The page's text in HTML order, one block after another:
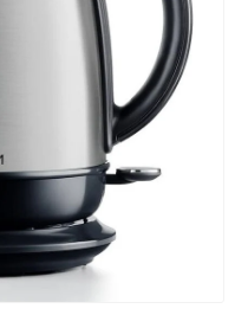
Üveg Teáskanna –
Üveg Teáskanna –